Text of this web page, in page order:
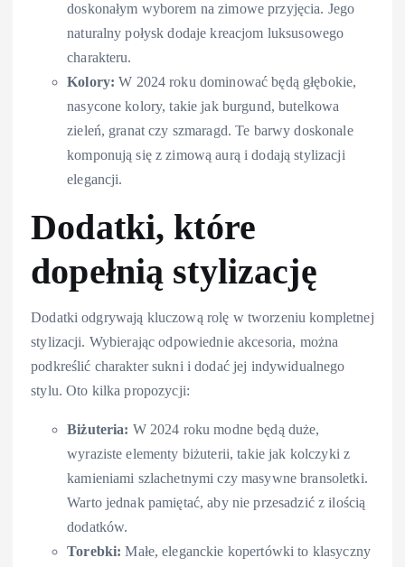
doskonałym wyborem na zimowe przyjęcia. Jego
naturalny połysk dodaje kreacjom luksusowego
charakteru.
Kolory: W 2024 roku dominować będą głębokie,
nasycone kolory, takie jak burgund, butelkowa
zieleń, granat czy szmaragd. Te barwy doskonale
komponują się z zimową aurą i dodają stylizacji
elegancji.
Dodatki, które
dopełnią stylizację
Dodatki odgrywają kluczową rolę w tworzeniu kompletnej
stylizacji. Wybierając odpowiednie akcesoria, można
podkreślić charakter sukni i dodać jej indywidualnego
stylu. Oto kilka propozycji:
Biżuteria: W 2024 roku modne będą duże,
wyraziste elementy biżuterii, takie jak kolczyki z
kamieniami szlachetnymi czy masywne bransoletki.
Warto jednak pamiętać, aby nie przesadzić z ilością
dodatków.
Torebki: Małe, eleganckie kopertówki to klasyczny